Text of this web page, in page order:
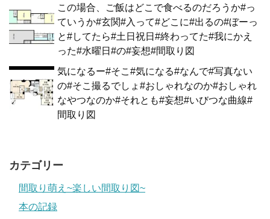
この場合、ご飯はどこで食べるのだろうか#っ
ていうか#玄関#入って#どこに#出るの#ぼーっ
と#してたら#土日祝日#終わってた#我にかえ
った#水曜日#の#妄想#間取り図
気になるー#そこ#気になる#なんで#写真ない
の#そこ撮るでしょ#おしゃれなのか#おしゃれ
なやつなのか#それとも#妄想#いびつな曲線#
間取り図
カテゴリー
間取り萌え~楽しい間取り図~
本の記録